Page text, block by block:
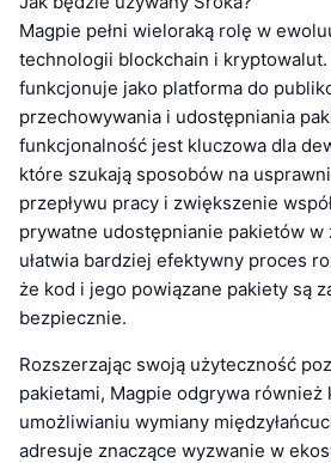
Magpie pełni wieloraką rolę w
technologii blockchain i
funkcjonuje jako platforma do
przechowywania i udostępniania
funkcjonalność jest kluczowa dla
które szukają sposobów na
przepływu pracy i zwiększenie
prywatne udostępnianie pakietów w
ułatwia bardziej efektywny proces
że kod i jego powiązane pakiety są
bezpiecznie.
Rozszerzając swoją użyteczność
pakietami, Magpie odgrywa również
umożliwianiu wymiany
adresuje znaczące wyzwanie w